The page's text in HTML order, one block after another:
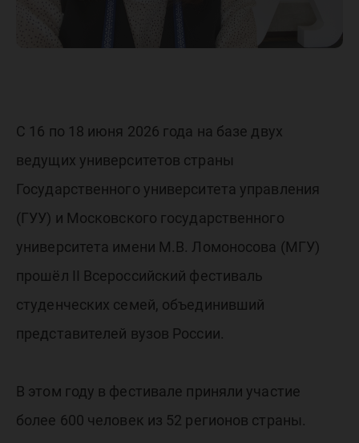
С 16 по 18 июня 2026 года на базе двух
ведущих университетов страны
Государственного университета управления
(ГУУ) и Московского государственного
университета имени М.В. Ломоносова (МГУ)
прошёл II Всероссийский фестиваль
студенческих семей, объединивший
представителей вузов России.
В этом году в фестивале приняли участие
более 600 человек из 52 регионов страны.